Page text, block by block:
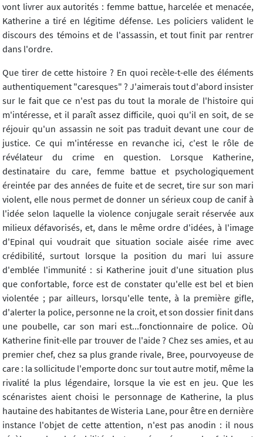
vont livrer aux autorités : femme battue, harcelée et menacée,
Katherine a tiré en légitime défense. Les policiers valident le
discours des témoins et de l'assassin, et tout finit par rentrer
dans l'ordre.
Que tirer de cette histoire ? En quoi recèle-t-elle des éléments
authentiquement "caresques" ? J'aimerais tout d'abord insister
sur le fait que ce n'est pas du tout la morale de l'histoire qui
m'intéresse, et il paraît assez difficile, quoi qu'il en soit, de se
réjouir qu'un assassin ne soit pas traduit devant une cour de
justice. Ce qui m'intéresse en revanche ici, c'est le rôle de
révélateur du crime en question. Lorsque Katherine,
destinataire du care, femme battue et psychologiquement
éreintée par des années de fuite et de secret, tire sur son mari
violent, elle nous permet de donner un sérieux coup de canif à
l'idée selon laquelle la violence conjugale serait réservée aux
milieux défavorisés, et, dans le même ordre d'idées, à l'image
d'Epinal qui voudrait que situation sociale aisée rime avec
crédibilité, surtout lorsque la position du mari lui assure
d'emblée l'immunité : si Katherine jouit d'une situation plus
que confortable, force est de constater qu'elle est bel et bien
violentée ; par ailleurs, lorsqu'elle tente, à la première gifle,
d'alerter la police, personne ne la croit, et son dossier finit dans
une poubelle, car son mari est...fonctionnaire de police. Où
Katherine finit-elle par trouver de l'aide ? Chez ses amies, et au
premier chef, chez sa plus grande rivale, Bree, pourvoyeuse de
care : la sollicitude l'emporte donc sur tout autre motif, même la
rivalité la plus légendaire, lorsque la vie est en jeu. Que les
scénaristes aient choisi le personnage de Katherine, la plus
hautaine des habitantes de Wisteria Lane, pour être en dernière
instance l'objet de cette attention, n'est pas anodin : il nous